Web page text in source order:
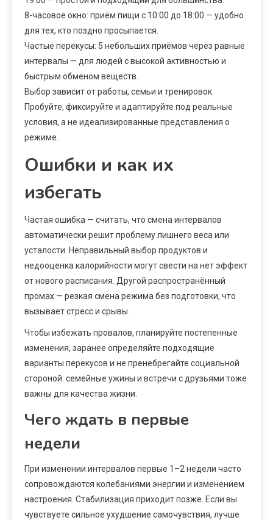
8-часовое окно: приём пищи с 10:00 до 18:00 — удобно
для тех, кто поздно просыпается.
Частые перекусы: 5 небольших приёмов через равные
интервалы — для людей с высокой активностью и
быстрым обменом веществ.
Выбор зависит от работы, семьи и тренировок.
Пробуйте, фиксируйте и адаптируйте под реальные
условия, а не идеализированные представления о
режиме.
Ошибки и как их
избегать
Частая ошибка — считать, что смена интервалов
автоматически решит проблему лишнего веса или
усталости. Неправильный выбор продуктов и
недооценка калорийности могут свести на нет эффект
от нового расписания. Другой распространённый
промах — резкая смена режима без подготовки, что
вызывает стресс и срывы.
Чтобы избежать провалов, планируйте постепенные
изменения, заранее определяйте подходящие
варианты перекусов и не пренебрегайте социальной
стороной: семейные ужины и встречи с друзьями тоже
важны для качества жизни.
Чего ждать в первые
недели
При изменении интервалов первые 1–2 недели часто
сопровождаются колебаниями энергии и изменением
настроения. Стабилизация приходит позже. Если вы
чувствуете сильное ухудшение самочувствия, лучше